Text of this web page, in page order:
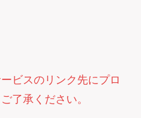
ビスのリンク先にプロ
了承ください。